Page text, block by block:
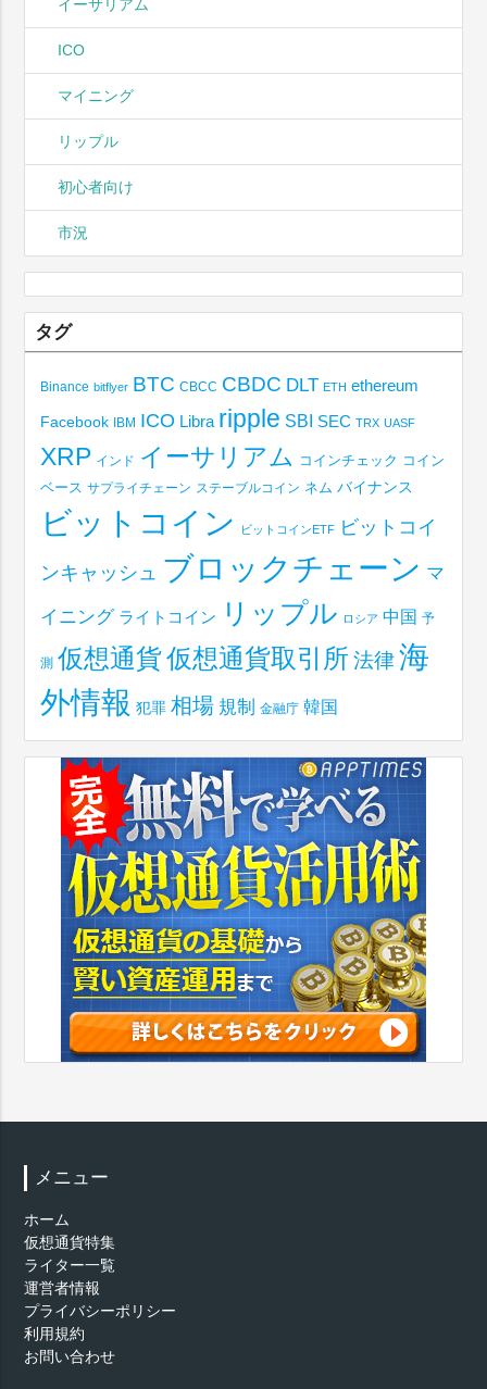
イーサリアム
ICO
マイニング
リップル
初心者向け
市況
タグ
Binance bitflyer BTC CBCC CBDC DLT ETH ethereum
Facebook IBM ICO Libra ripple SBI SEC TRX UASF
XRP インド イーサリアム コインチェック コイン
ベース サプライチェーン ステーブルコイン ネム バイナンス
ビットコイン ビットコインETF ビットコイ
ンキャッシュ ブロックチェーン マ
イニング ライトコイン リップル ロシア 中国 予
測 仮想通貨仮想通貨取引所 法律 海
外情報 犯罪 相場 規制 金融庁 韓国
メニュー
ホーム
仮想通貨特集
ライター一覧
運営者情報
プライバシーポリシー
利用規約
お問い合わせ